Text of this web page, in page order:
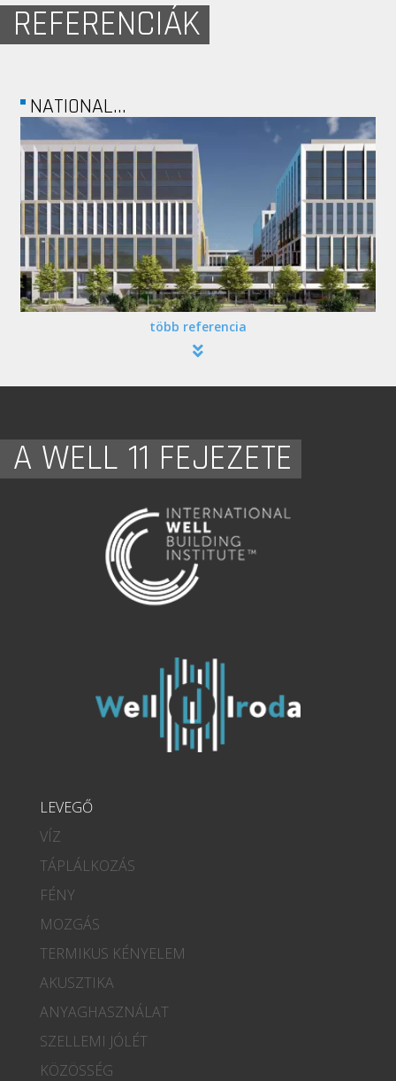
REFERENCIÁK
NATIONAL...
több referencia
A WELL 11 FEJEZETE
LEVEGŐ
VÍZ
TÁPLÁLKOZÁS
FÉNY
MOZGÁS
TERMIKUS KÉNYELEM
AKUSZTIKA
ANYAGHASZNÁLAT
SZELLEMI JÓLÉT
KÖZÖSSÉG